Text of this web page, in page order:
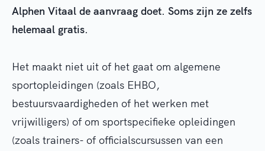
Alphen Vitaal de aanvraag doet. Soms zijn ze zelfs
helemaal gratis.
Het maakt niet uit of het gaat om algemene
sportopleidingen (zoals EHBO,
bestuursvaardigheden of het werken met
vrijwilligers) of om sportspecifieke opleidingen
(zoals trainers- of officialscursussen van een